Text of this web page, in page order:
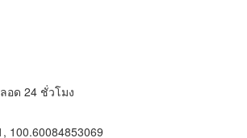
อด 24 ชั่วโมง
100.60084853069